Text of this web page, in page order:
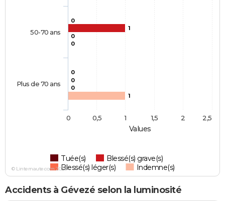
Values
0
0
1
0
0
0
0
1
Tuée(s)
Blessé(s) grave(s)
Blessé(s) léger(s)
Indemne(s)
50-70 ans
Plus de 70 ans
0 0,5 1 1,5 2 2,5
© Linternaute.com 2026
Accidents à Gévezé selon la luminosité